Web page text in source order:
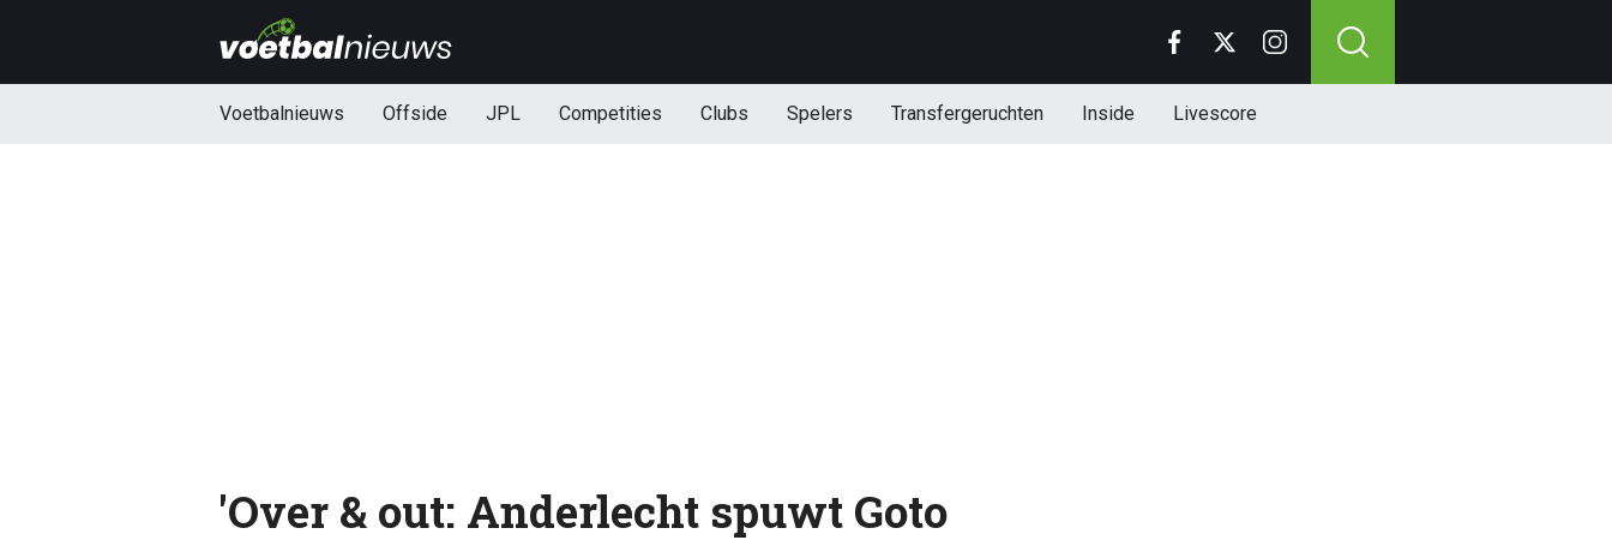
Voetbalnieuws Offside JPL Competities Clubs Spelers Transfergeruchten Inside Livescore
'Over & out: Anderlecht spuwt Goto